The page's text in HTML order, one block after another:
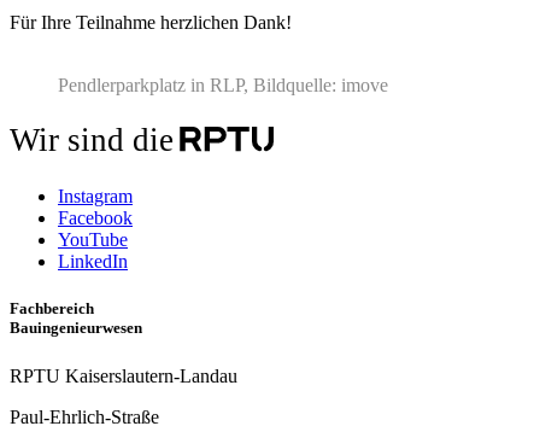
Für Ihre Teilnahme herzlichen Dank!
Pendlerparkplatz in RLP, Bildquelle: imove
Wir sind die
Instagram
Facebook
YouTube
LinkedIn
Fachbereich
Bauingenieurwesen
RPTU Kaiserslautern-Landau
Paul-Ehrlich-Straße